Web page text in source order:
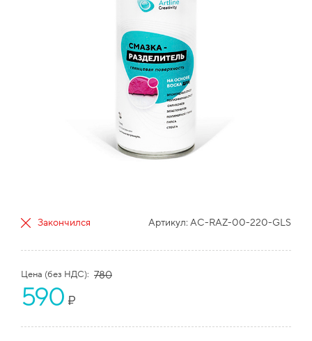
Закончился Артикул: AC-RAZ-00-220-GLS
Цена (без НДС): 780
590 ₽